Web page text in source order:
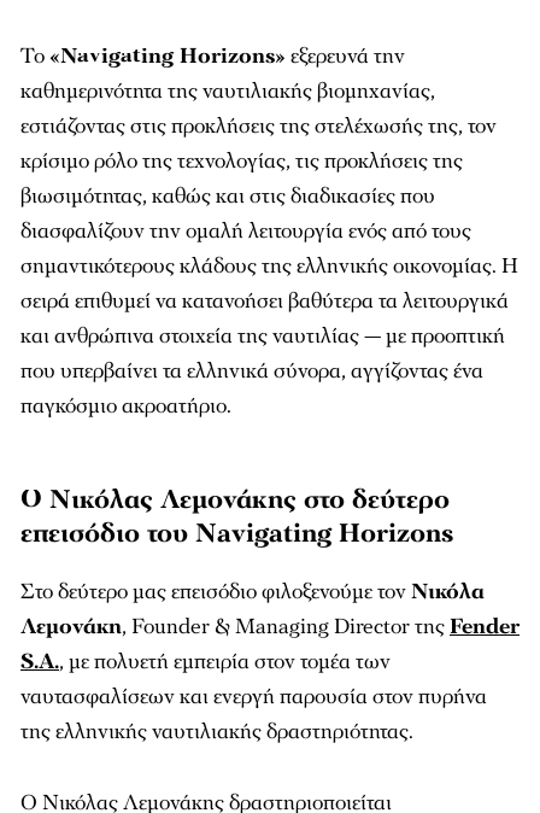
Το «Navigating Horizons» εξερευνά την
καθημερινότητα της ναυτιλιακής βιομηχανίας,
εστιάζοντας στις προκλήσεις της στελέχωσής της, τον
κρίσιμο ρόλο της τεχνολογίας, τις προκλήσεις της
βιωσιμότητας, καθώς και στις διαδικασίες που
διασφαλίζουν την ομαλή λειτουργία ενός από τους
σημαντικότερους κλάδους της ελληνικής οικονομίας. Η
σειρά επιθυμεί να κατανοήσει βαθύτερα τα λειτουργικά
και ανθρώπινα στοιχεία της ναυτιλίας — με προοπτική
που υπερβαίνει τα ελληνικά σύνορα, αγγίζοντας ένα
παγκόσμιο ακροατήριο.
Ο Νικόλας Λεμονάκης στο δεύτερο
επεισόδιο του Navigating Horizons
Στο δεύτερο μας επεισόδιο φιλοξενούμε τονΝικόλα
Λεμονάκη, Founder & Managing Director τηςFender
S.A., με πολυετή εμπειρία στον τομέα των
ναυτασφαλίσεων και ενεργή παρουσία στον πυρήνα
της ελληνικής ναυτιλιακής δραστηριότητας.
Ο Νικόλας Λεμονάκης δραστηριοποιείται